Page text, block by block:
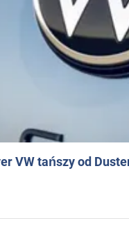
VW tańszy od